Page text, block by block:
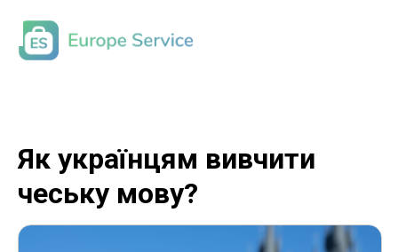
Як українцям вивчити
чеську мову?